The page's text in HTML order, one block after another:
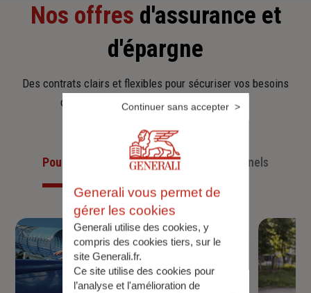
Nos offres d'assurance et
d'épargne
Des contrats clairs et flexibles pour sécuriser vos besoins
d’aujourd’hui et anticiper ceux de demain.
Pour les particuliersPour les professionnels
Generali vous permet de
gérer les cookies
Generali utilise des cookies, y
compris des cookies tiers, sur le
site Generali.fr.
Ce site utilise des cookies pour
l’analyse et l'amélioration de
Continuer sans accepter